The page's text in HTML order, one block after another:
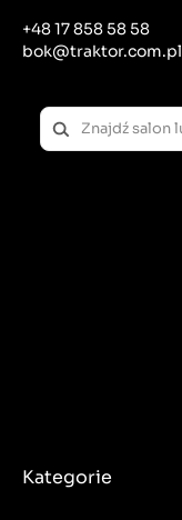
+48 17 858 58 58
bok@traktor.com.pl
Kategorie